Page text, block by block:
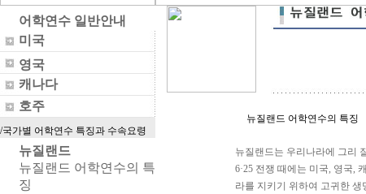
어학연수 일반안내
미국
영국
캐나다
호주
/국가별 어학연수 특징과 수속요령
뉴질랜드
뉴질랜드 어학연수의 특
징
뉴질랜드 어학연수의 특징
뉴질랜드는 우리나라에 그리
6·25 전쟁 때에는 미국, 영국,
라를 지키기 위하여 고귀한